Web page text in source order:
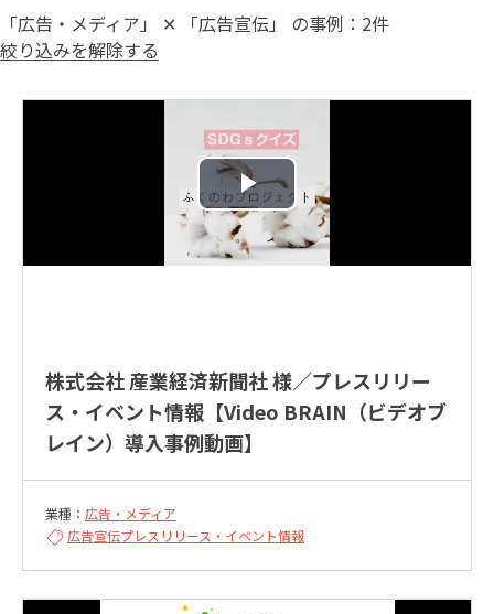
「広告・メディア」 ✕ 「広告宣伝」 の事例：2件
絞り込みを解除する
株式会社 産業経済新聞社 様／プレスリリー
ス・イベント情報【Video BRAIN（ビデオブ
レイン）導入事例動画】
業種： 広告・メディア
広告宣伝プレスリリース・イベント情報